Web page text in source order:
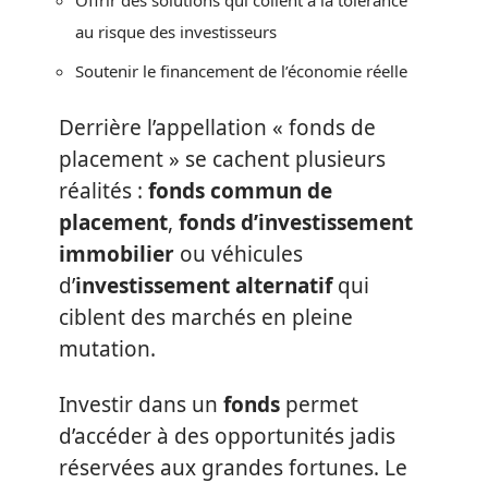
au risque des investisseurs
Soutenir le financement de l’économie réelle
Derrière l’appellation « fonds de
placement » se cachent plusieurs
réalités : fonds commun de
placement, fonds d’investissement
immobilier ou véhicules
d’investissement alternatifqui
ciblent des marchés en pleine
mutation.
Investir dans un fonds permet
d’accéder à des opportunités jadis
réservées aux grandes fortunes. Le